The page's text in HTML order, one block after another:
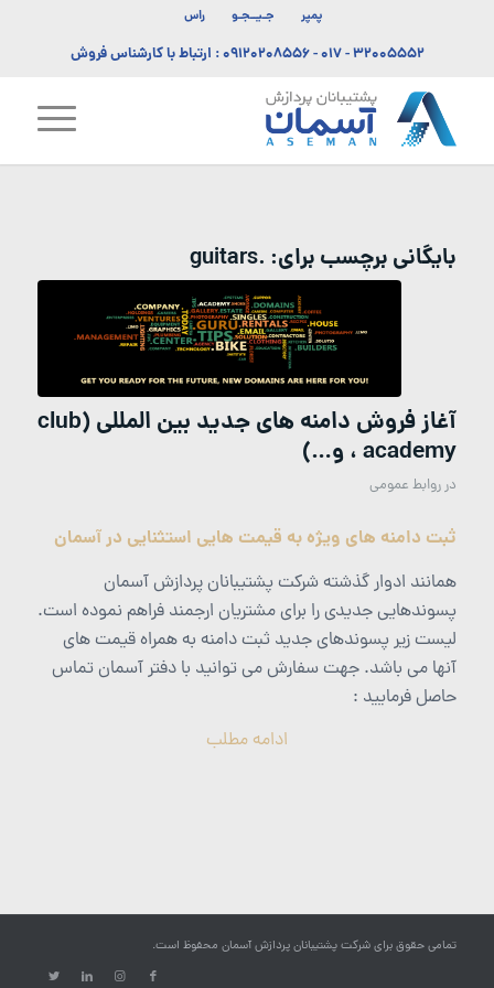
پمپر جـیــجـو راس
۳۲۰۰۵۵۵۲ - ۰۱۷ -۰۹۱۲۰۲۰۸۵۵۶: ارتباط با کارشناس فروش
بایگانی برچسب برای: .guitars
آغاز فروش دامنه های جدید بین المللی (club
، academy و…)
درروابط عمومی
ثبت دامنه های ویژه به قیمت هایی استثنایی در آسمان
همانند ادوار گذشته شرکت پشتیبانان پردازش آسمان
پسوندهایی جدیدی را برای مشتریان ارجمند فراهم نموده است.
لیست زیر پسوندهای جدید ثبت دامنه به همراه قیمت های
آنها می باشد. جهت سفارش می توانید با دفتر آسمان تماس
حاصل فرمایید :
ادامه مطلب
تمامی حقوق برای شرکت پشتیبانان پردازش آسمان محفوظ است.